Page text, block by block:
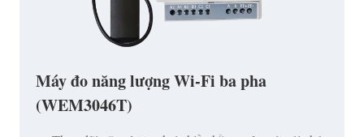
Máy đo năng lượng Wi-Fi ba pha
(WEM3046T)